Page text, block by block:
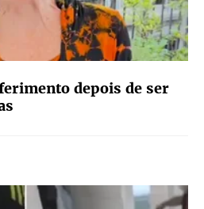
depois de ser